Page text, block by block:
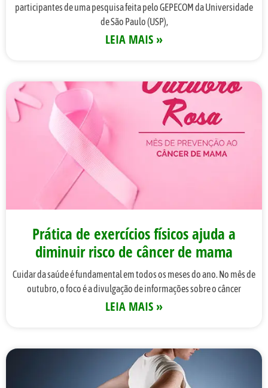
participantes de uma pesquisa feita pelo GEPECOM da Universidade
de São Paulo (USP),
LEIA MAIS »
Prática de exercícios físicos ajuda a
diminuir risco de câncer de mama
Cuidar da saúde é fundamental em todos os meses do ano. No mês de
outubro, o foco é a divulgação de informações sobre o câncer
LEIA MAIS »